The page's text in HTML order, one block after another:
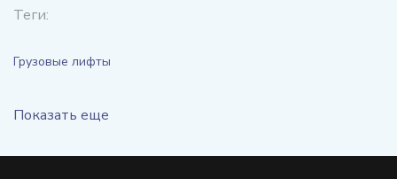
Теги:
Грузовые лифты
Показать еще